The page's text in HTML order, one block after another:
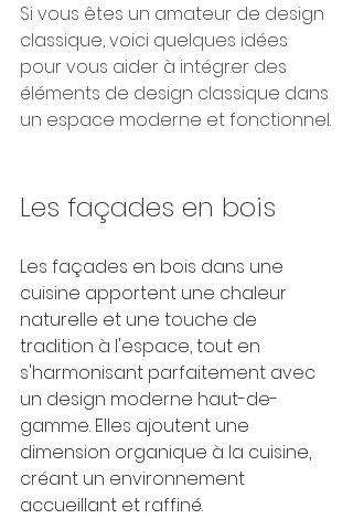
Si vous êtes un amateur de design
classique, voici quelques idées
pour vous aider à intégrer des
éléments de design classique dans
un espace moderne et fonctionnel.
Les façades en bois
Les façades en bois dans une
cuisine apportent une chaleur
naturelle et une touche de
tradition à l'espace, tout en
s'harmonisant parfaitement avec
un design moderne haut-de-
gamme. Elles ajoutent une
dimension organique à la cuisine,
créant un environnement
accueillant et raffiné.